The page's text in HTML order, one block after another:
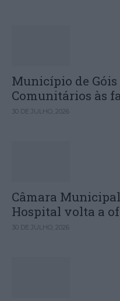
Município de
Comunitários às
30 DE JULHO, 2026
Câmara
Hospital volta a
30 DE JULHO, 2026